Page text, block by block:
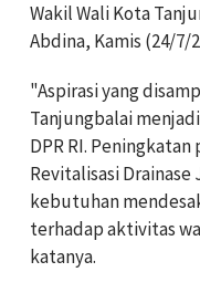
Wakil Wali Kota
Abdina, Kamis (24/7/
"Aspirasi yang
Tanjungbalai
DPR RI.
Revitalisasi
kebutuhan
terhadap aktivitas
katanya.